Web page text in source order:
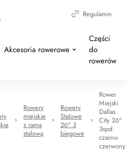
Regulamin
Akcesoria rowerowe
Części
do
rowerów
Rowery
miejskie
z ramą
stalową
Rowery
Stalowe
26" 3
biegowe
Rower
Miejski
Dallas
City 26"
3spd
czarno-
czerwony